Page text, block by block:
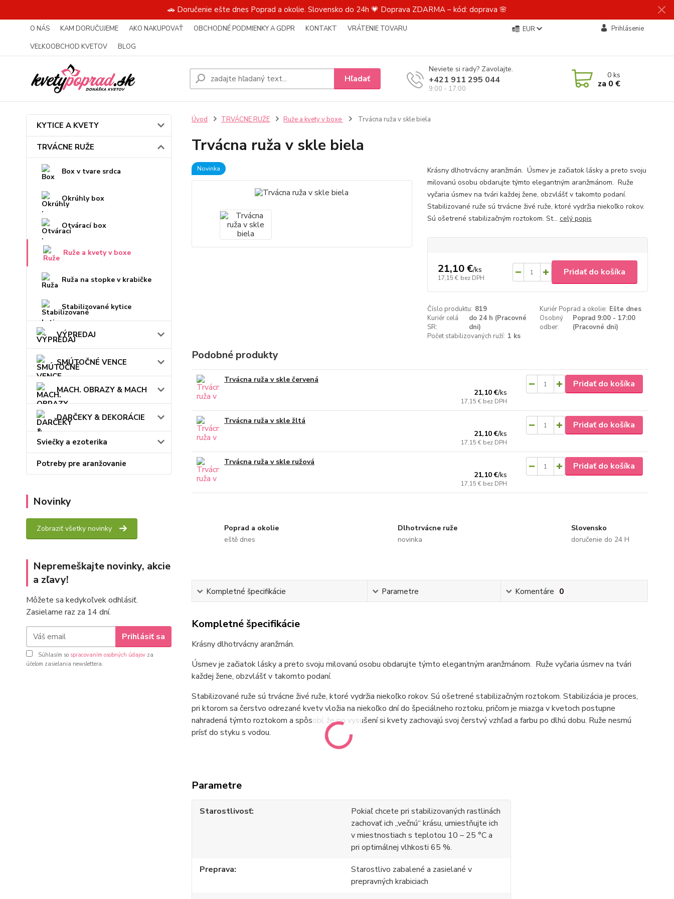
🚗 Doručenie ešte dnes Poprad a okolie. Slovensko do 24h 💗 Doprava ZDARMA – kód: doprava 🌸
O NÁS KAM DORUČUJEME AKO NAKUPOVAŤ OBCHODNÉ PODMIENKY A GDPR KONTAKT
VRÁTENIE TOVARU
VEĽKOOBCHOD KVETOV
BLOG
EUR Prihlásenie
Hľadať
Neviete si rady? Zavolajte.
+421 911 295 044
9:00 - 17:00
0ks
za 0 €
KYTICE A KVETY
TRVÁCNE RUŽE
Box v tvare srdca
Okrúhly box
Otvárací box
Ruže a kvety v boxe
Ruža na stopke v krabičke
Stabilizované kytice
VÝPREDAJ
SMÚTOČNÉ VENCE
MACH. OBRAZY & MACH
DARČEKY & DEKORÁCIE
Sviečky a ezoterika
Potreby pre aranžovanie
Novinky
Zobraziť všetky novinky
Nepremeškajte novinky, akcie
a zľavy!
Môžete sa kedykoľvek odhlásiť.
Zasielame raz za 14 dní.
Prihlásiť sa
Súhlasím so spracovaním osobných údajov za
účelom zasielania newslettera.
Úvod TRVÁCNE RUŽE Ruže a kvety v boxe Trvácna ruža v skle biela
Trvácna ruža v skle biela
Novinka
Krásny dlhotrvácny aranžmán. Úsmev je začiatok lásky a preto svoju
milovanú osobu obdarujte týmto elegantným aranžmánom. Ruže
vyčaria úsmev na tvári každej žene, obzvlášť v takomto podaní.
Stabilizované ruže sú trvácne živé ruže, ktoré vydržia niekoľko rokov.
Sú ošetrené stabilizačným roztokom. St... celý popis
21,10 €/ks
17,15 € bez DPH
Pridať do košíka
Číslo produktu: 819 Kuriér Poprad a okolie: Ešte dnes
Kuriér celá
SR:
do 24 h (Pracovné
dni)
Osobný
odber:
Poprad 9:00 - 17:00
(Pracovné dni)
Počet stabilizovaných ruží: 1 ks
Podobné produkty
Trvácna ruža v skle červená
21,10 €/ks
17,15 € bez DPH
Pridať do košíka
Trvácna ruža v skle žltá
21,10 €/ks
17,15 € bez DPH
Pridať do košíka
Trvácna ruža v skle ružová
21,10 €/ks
17,15 € bez DPH
Pridať do košíka
Poprad a okolie
eště dnes
Dlhotrvácne ruže
novinka
Slovensko
doručenie do 24 H
Kompletné špecifikácie Parametre Komentáre 0
Kompletné špecifikácie
Krásny dlhotrvácny aranžmán.
Úsmev je začiatok lásky a preto svoju milovanú osobu obdarujte týmto elegantným aranžmánom. Ruže vyčaria úsmev na tvári
každej žene, obzvlášť v takomto podaní.
Stabilizované ruže sú trvácne živé ruže, ktoré vydržia niekoľko rokov. Sú ošetrené stabilizačným roztokom. Stabilizácia je proces,
pri ktorom sa čerstvo odrezané kvety vložia na niekoľko dní do špeciálneho roztoku, pričom je miazga v kvetoch postupne
nahradená týmto roztokom a spôsobí, že po vysušení si kvety zachovajú svoj čerstvý vzhľad a farbu po dlhú dobu. Ruže nesmú
prísť do styku s vodou.
Parametre
Starostlivosť
Pokiaľ chcete pri stabilizovaných rastlinách
zachovať ich „večnú“ krásu, umiestňujte ich
v miestnostiach s teplotou 10 – 25 °C a
pri optimálnej vlhkosti 65 %.
Preprava
Starostlivo zabalené a zasielané v
prepravných krabiciach